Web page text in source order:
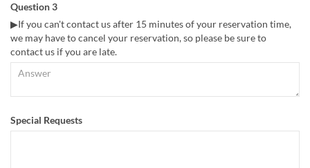
Question 3
▶If you can't contact us after 15 minutes of your reservation time,
we may have to cancel your reservation, so please be sure to
contact us if you are late.
Special Requests